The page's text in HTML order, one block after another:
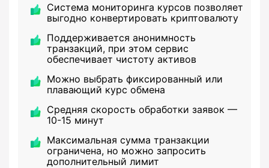
Система мониторинга курсов позволяет
выгодно конвертировать криптовалюту
Поддерживается анонимность
транзакций, при этом сервис
обеспечивает чистоту активов
Можно выбрать фиксированный или
плавающий курс обмена
Средняя скорость обработки заявок —
10-15 минут
Максимальная сумма транзакции
ограничена, но можно запросить
дополнительный лимит